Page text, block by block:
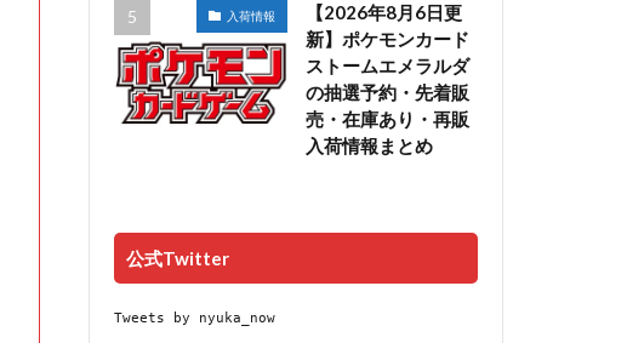
入荷情報
【2026年8月6日更
新】ポケモンカード
ストームエメラルダ
の抽選予約・先着販
売・在庫あり・再販
入荷情報まとめ
公式Twitter
Tweets by nyuka_now